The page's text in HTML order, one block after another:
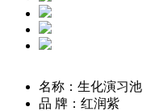
名称：生化演习池
品 牌：红润紫